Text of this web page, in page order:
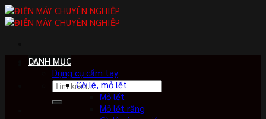
Skip
to
Tìm
kiếm:
DANH MỤC
Dụng cụ cầm tay
Cờ lê, mỏ lết
Mỏ lết
Mỏ lết răng